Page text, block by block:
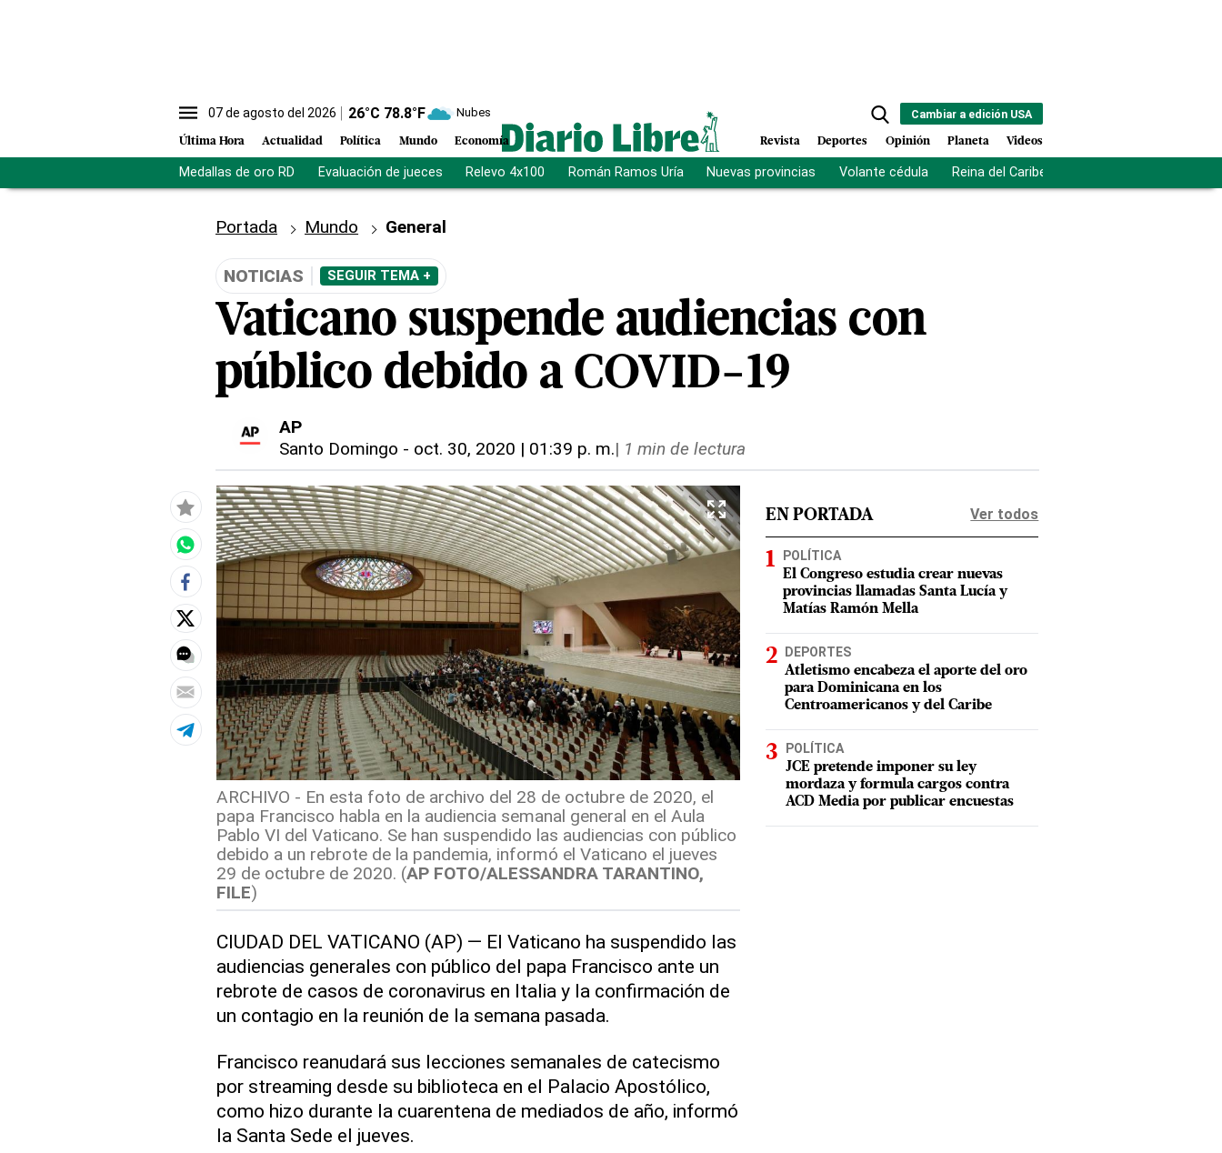
07 de agosto del 2026 26°C 78.8°F Nubes
Última Hora Actualidad Política Mundo Economía
Cambiar a edición USA
Revista Deportes Opinión Planeta Videos
Medallas de oro RD Evaluación de jueces Relevo 4x100 Román Ramos Uría Nuevas provincias Volante cédula Reina del Caribe
Portada Mundo General
NOTICIAS SEGUIR TEMA +
Vaticano suspende audiencias con
público debido a COVID-19
AP
Santo Domingo - oct. 30, 2020 | 01:39 p. m.| 1 min de lectura
ARCHIVO - En esta foto de archivo del 28 de octubre de 2020, el
papa Francisco habla en la audiencia semanal general en el Aula
Pablo VI del Vaticano. Se han suspendido las audiencias con público
debido a un rebrote de la pandemia, informó el Vaticano el jueves
29 de octubre de 2020. (AP FOTO/ALESSANDRA TARANTINO,
FILE)
CIUDAD DEL VATICANO (AP) — El Vaticano ha suspendido las
audiencias generales con público del papa Francisco ante un
rebrote de casos de coronavirus en Italia y la confirmación de
un contagio en la reunión de la semana pasada.
Francisco reanudará sus lecciones semanales de catecismo
por streaming desde su biblioteca en el Palacio Apostólico,
como hizo durante la cuarentena de mediados de año, informó
la Santa Sede el jueves.
EN PORTADA Ver todos
POLÍTICA
El Congreso estudia crear nuevas
provincias llamadas Santa Lucía y
Matías Ramón Mella
DEPORTES
Atletismo encabeza el aporte del oro
para Dominicana en los
Centroamericanos y del Caribe
POLÍTICA
JCE pretende imponer su ley
mordaza y formula cargos contra
ACD Media por publicar encuestas